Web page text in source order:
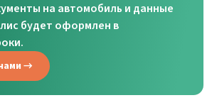
на автомобиль и данные
будет оформлен в
→